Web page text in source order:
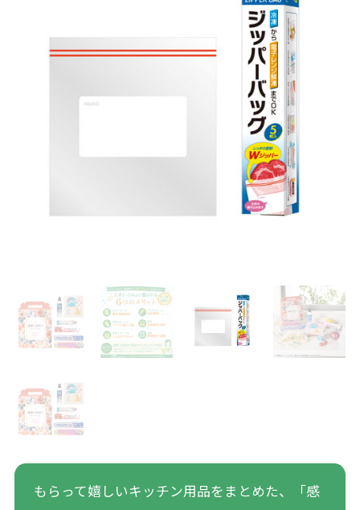
もらって嬉しいキッチン用品をまとめた、「感